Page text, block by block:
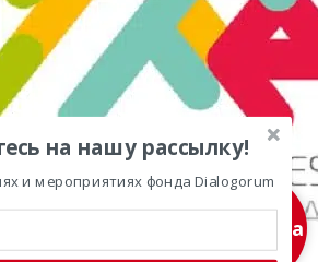
Подписка
на нашу рассылку!
и мероприятиях фонда Dialogorum